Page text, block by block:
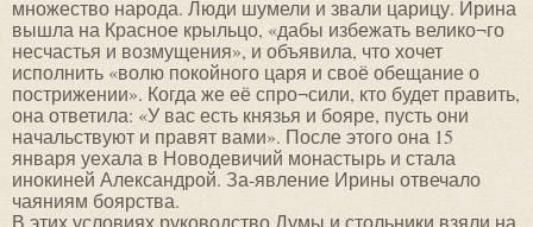
множество народа. Люди шумели и звали царицу. Ирина
вышла на Красное крыльцо, «дабы избежать велико¬го
несчастья и возмущения», и объявила, что хочет
исполнить «волю покойного царя и своё обещание о
пострижении». Когда же её спро¬сили, кто будет править,
она ответила: «У вас есть князья и бояре, пусть они
начальствуют и правят вами». После этого она 15
января уехала в Новодевичий монастырь и стала
инокиней Александрой. За-явление Ирины отвечало
чаяниям боярства.
В этих условиях руководство Думы и стольники взяли на